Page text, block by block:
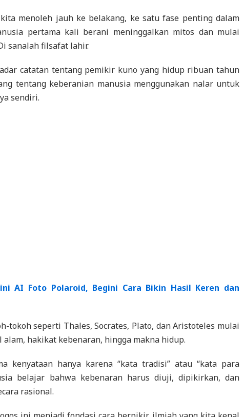
menoleh jauh ke belakang, ke satu fase penting dalam
pertama kali berani meninggalkan mitos dan mulai
sanalah filsafat lahir.
catatan tentang pemikir kuno yang hidup ribuan tahun
tentang keberanian manusia menggunakan nalar untuk
sendiri.
AI Foto Polaroid, Begini Cara Bikin Hasil Keren dan
tokoh seperti Thales, Socrates, Plato, dan Aristoteles mulai
hakikat kebenaran, hingga makna hidup.
kenyataan hanya karena “kata tradisi” atau “kata para
belajar bahwa kebenaran harus diuji, dipikirkan, dan
rasional.